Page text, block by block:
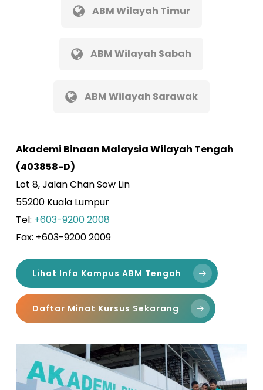
ABM Wilayah Timur
ABM Wilayah Sabah
ABM Wilayah Sarawak
Akademi Binaan Malaysia Wilayah Tengah
(403858-D)
Lot 8, Jalan Chan Sow Lin
55200 Kuala Lumpur
Tel: +603-9200 2008
Fax: +603-9200 2009
Lihat Info Kampus ABM Tengah
Daftar Minat Kursus Sekarang